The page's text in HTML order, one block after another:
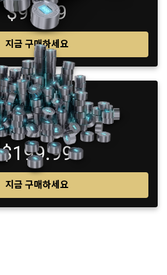
$99.99
지금 구매하세요
4600
$199.99
지금 구매하세요